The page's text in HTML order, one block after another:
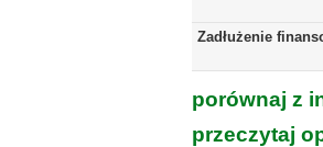
Zadłużenie
porównaj z
przeczytaj